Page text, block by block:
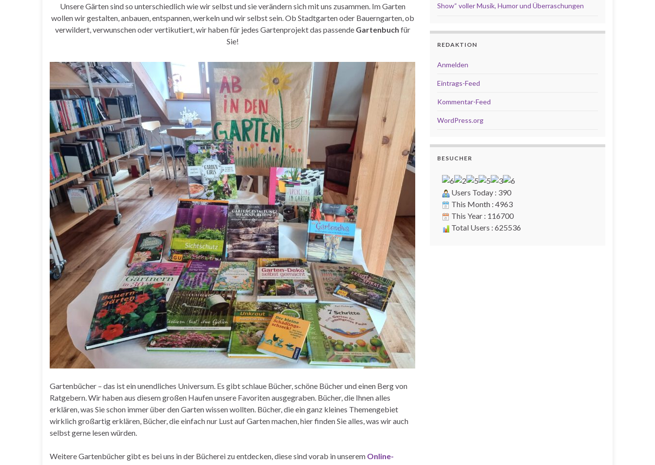
Unsere Gärten sind so unterschiedlich wie wir selbst und sie verändern sich mit uns zusammen. Im Garten
wollen wir gestalten, anbauen, entspannen, werkeln und wir selbst sein. Ob Stadtgarten oder Bauerngarten, ob
verwildert, verwunschen oder vertikutiert, wir haben für jedes Gartenprojekt das passende Gartenbuch für
Sie!
Gartenbücher – das ist ein unendliches Universum. Es gibt schlaue Bücher, schöne Bücher und einen Berg von
Ratgebern. Wir haben aus diesem großen Haufen unsere Favoriten ausgegraben. Bücher, die Ihnen alles
erklären, was Sie schon immer über den Garten wissen wollten. Bücher, die ein ganz kleines Themengebiet
wirklich großartig erklären, Bücher, die einfach nur Lust auf Garten machen, hier finden Sie alles, was wir auch
selbst gerne lesen würden.
Weitere Gartenbücher gibt es bei uns in der Bücherei zu entdecken, diese sind vorab in unserem Online-
Show“ voller Musik, Humor und Überraschungen
REDAKTION
Anmelden
Eintrags-Feed
Kommentar-Feed
WordPress.org
BESUCHER
Users Today : 390
This Month : 4963
This Year : 116700
Total Users : 625536